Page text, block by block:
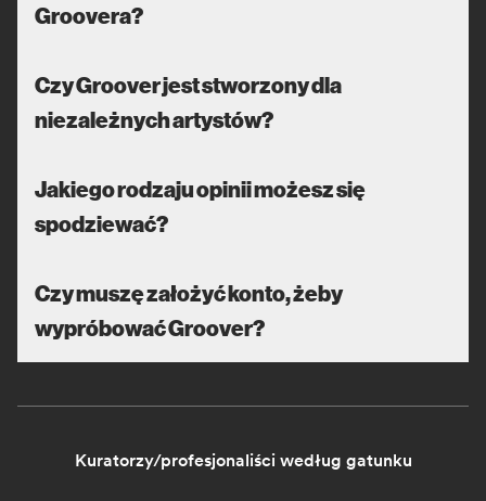
Groovera?
Czy Groover jest stworzony dla
niezależnych artystów?
Jakiego rodzaju opinii możesz się
spodziewać?
Czy muszę założyć konto, żeby
wypróbować Groover?
Kuratorzy/profesjonaliści według gatunku